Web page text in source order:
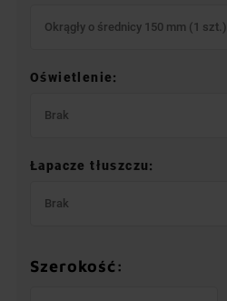
Okrągły o średnicy 150 mm (1 szt.)
Oświetlenie:
Brak
Łapacze tłuszczu:
Brak
Szerokość: